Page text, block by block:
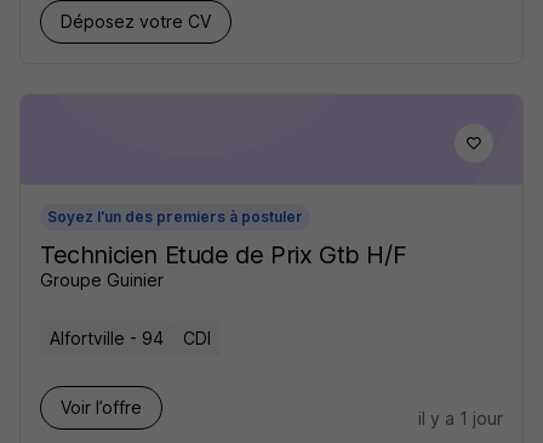
Déposez votre CV
Soyez l'un des premiers à postuler
Technicien Etude de Prix Gtb H/F
Groupe Guinier
Alfortville - 94 CDI
Voir l’offre
il y a 1 jour